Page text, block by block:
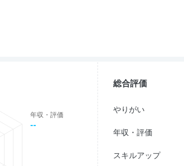
年収・評価
--
総合評価
やりがい
年収・評価
スキルアップ